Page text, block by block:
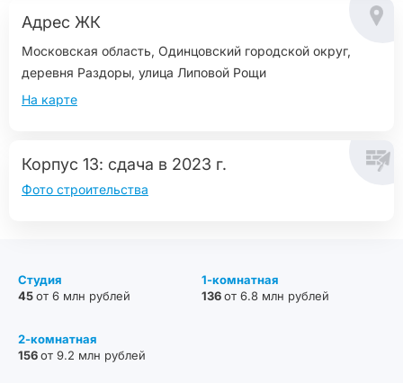
Адрес ЖК
Московская область, Одинцовский городской округ,
деревня Раздоры, улица Липовой Рощи
На карте
Корпус 13: сдача в 2023 г.
Фото строительства
Студия
45от 6 млн рублей
1-комнатная
136от 6.8 млн рублей
2-комнатная
156от 9.2 млн рублей